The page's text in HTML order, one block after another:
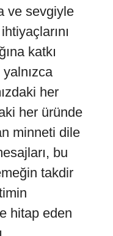
ve sevgiyle
katkı
her
her üründe
minneti dile
bu
takdir
hitap eden